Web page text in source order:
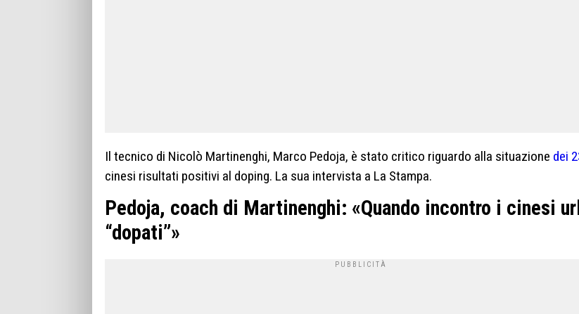
Il tecnico di Nicolò Martinenghi, Marco Pedoja, è stato critico riguardo alla situazione dei
cinesi risultati positivi al doping. La sua intervista a La Stampa.
Pedoja, coach di Martinenghi: «Quando incontro i cinesi
“dopati”»